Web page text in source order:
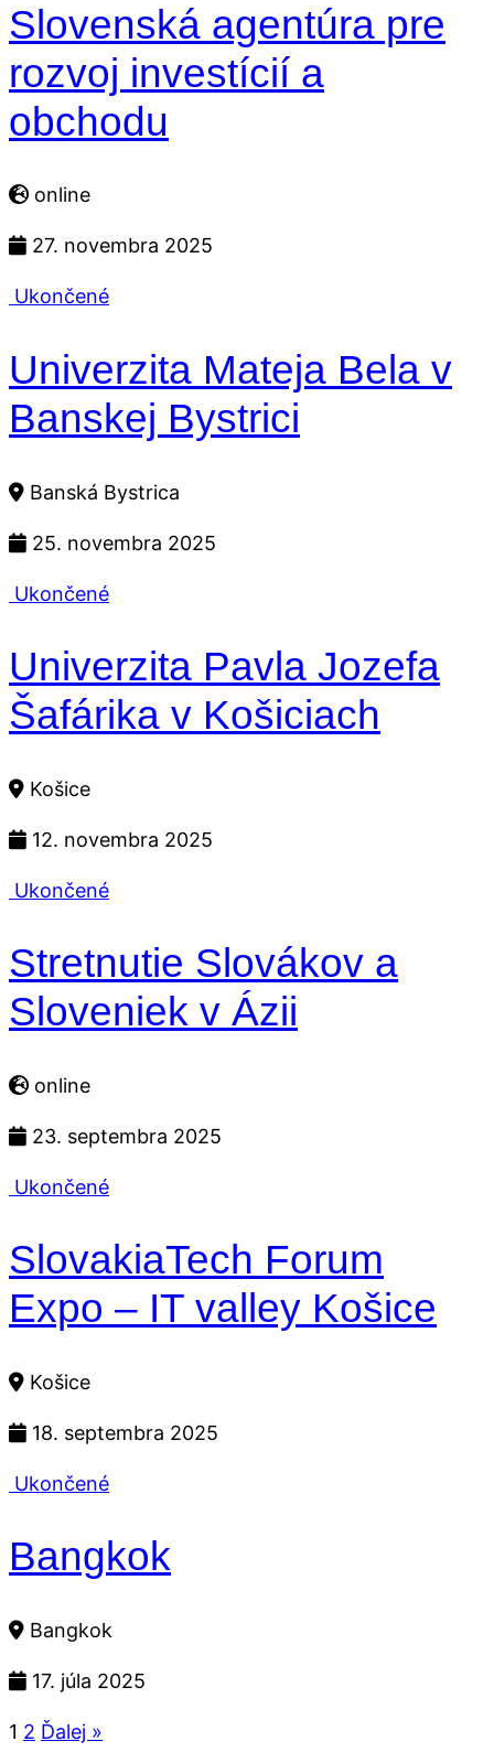
Slovenská agentúra pre
rozvoj investícií a
obchodu
online
27. novembra 2025
Ukončené
Univerzita Mateja Bela v
Banskej Bystrici
Banská Bystrica
25. novembra 2025
Ukončené
Univerzita Pavla Jozefa
Šafárika v Košiciach
Košice
12. novembra 2025
Ukončené
Stretnutie Slovákov a
Sloveniek v Ázii
online
23. septembra 2025
Ukončené
SlovakiaTech Forum
Expo – IT valley Košice
Košice
18. septembra 2025
Ukončené
Bangkok
Bangkok
17. júla 2025
1 2 Ďalej »